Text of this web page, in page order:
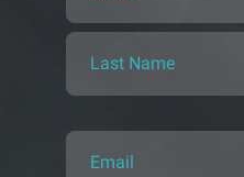
Last Name
Email